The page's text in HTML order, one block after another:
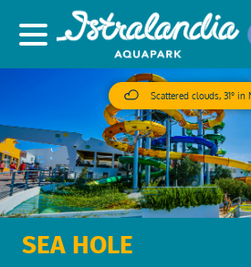
Scattered clouds, 31° in
SEA HOLE